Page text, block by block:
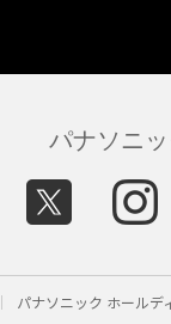
パナソニ
パナソニック ホールデ